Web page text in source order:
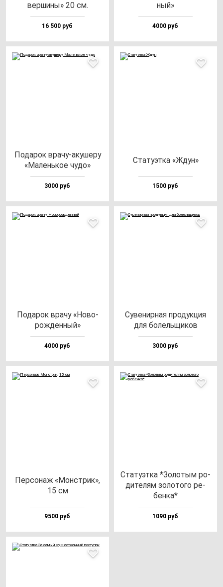
вер­ши­ны» 20 см.
16 500 руб
ный»
4000 руб
Пода­рок вра­чу-аку­ше­ру
«Малень­кое чу­до»
3000 руб
Ста­ту­эт­ка «Ждун»
1500 руб
Пода­рок вра­чу «Ново­
рож­ден­ный»
4000 руб
Суве­нир­ная про­дук­ция
для бо­лель­щи­ков
3000 руб
Пер­со­наж «Монс­трик»,
15 см
9500 руб
Ста­ту­эт­ка *Золо­тым ро­
ди­те­лям зо­ло­то­го ре­
бен­ка*
1090 руб